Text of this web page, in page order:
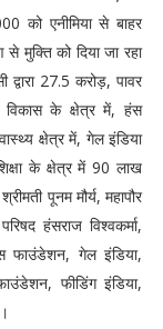
को एनीमिया से बाहर
मुक्ति को दिया जा रहा
27.5 करोड़, पावर
विकास के क्षेत्र में, हंस
क्षेत्र में, गेल इंडिया
के क्षेत्र में 90 लाख
पूनम मौर्य, महापौर
हंसराज विश्वकर्मा,
फाउंडेशन, गेल इंडिया,
फीडिंग इंडिया,